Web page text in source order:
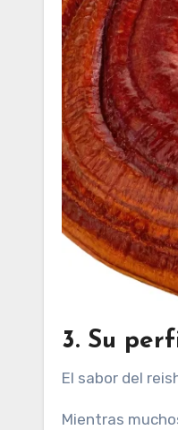
3. Su
El sabor del
Mientras